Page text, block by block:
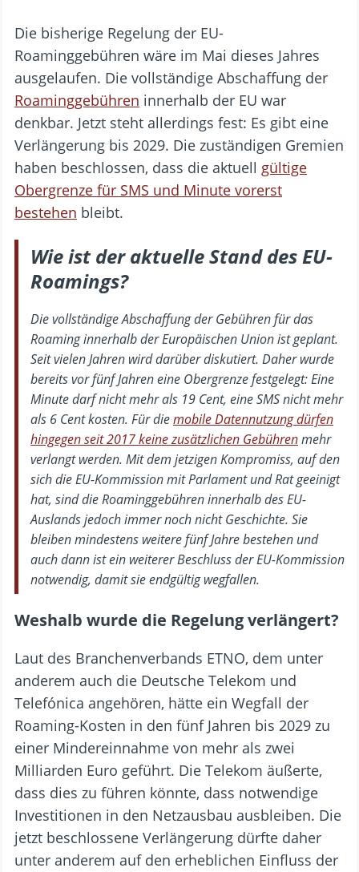
Die bisherige Regelung der EU-
Roaminggebühren wäre im Mai dieses Jahres
ausgelaufen. Die vollständige Abschaffung der
Roaminggebühren innerhalb der EU war
denkbar. Jetzt steht allerdings fest: Es gibt eine
Verlängerung bis 2029. Die zuständigen Gremien
haben beschlossen, dass die aktuell gültige
Obergrenze für SMS und Minute vorerst
bestehen bleibt.
Wie ist der aktuelle Stand des EU-
Roamings?
Die vollständige Abschaffung der Gebühren für das
Roaming innerhalb der Europäischen Union ist geplant.
Seit vielen Jahren wird darüber diskutiert. Daher wurde
bereits vor fünf Jahren eine Obergrenze festgelegt: Eine
Minute darf nicht mehr als 19 Cent, eine SMS nicht mehr
als 6 Cent kosten. Für diemobile Datennutzung dürfen
hingegen seit 2017 keine zusätzlichen Gebührenmehr
verlangt werden. Mit dem jetzigen Kompromiss, auf den
sich die EU-Kommission mit Parlament und Rat geeinigt
hat, sind die Roaminggebühren innerhalb des EU-
Auslands jedoch immer noch nicht Geschichte. Sie
bleiben mindestens weitere fünf Jahre bestehen und
auch dann ist ein weiterer Beschluss der EU-Kommission
notwendig, damit sie endgültig wegfallen.
Weshalb wurde die Regelung verlängert?
Laut des Branchenverbands ETNO, dem unter
anderem auch die Deutsche Telekom und
Telefónica angehören, hätte ein Wegfall der
Roaming-Kosten in den fünf Jahren bis 2029 zu
einer Mindereinnahme von mehr als zwei
Milliarden Euro geführt. Die Telekom äußerte,
dass dies zu führen könnte, dass notwendige
Investitionen in den Netzausbau ausbleiben. Die
jetzt beschlossene Verlängerung dürfte daher
unter anderem auf den erheblichen Einfluss der